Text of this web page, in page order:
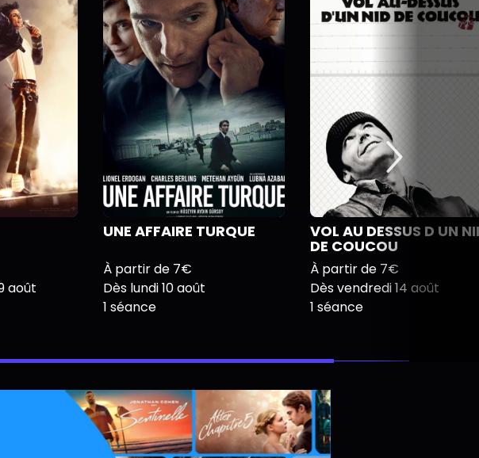
août
UNE AFFAIRE TURQUE
À partir de 7€
Dès lundi 10 août
1 séance
VOL AU DESSUS D UN
DE COUCOU
À partir de 7€
Dès vendredi 14 août
1 séance